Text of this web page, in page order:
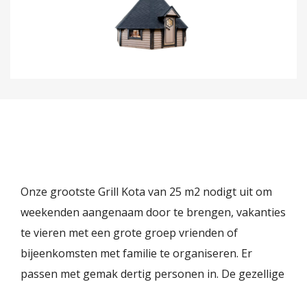
Onze grootste Grill Kota van 25 m2 nodigt uit om
weekenden aangenaam door te brengen, vakanties
te vieren met een grote groep vrienden of
bijeenkomsten met familie te organiseren. Er
passen met gemak dertig personen in. De gezellige